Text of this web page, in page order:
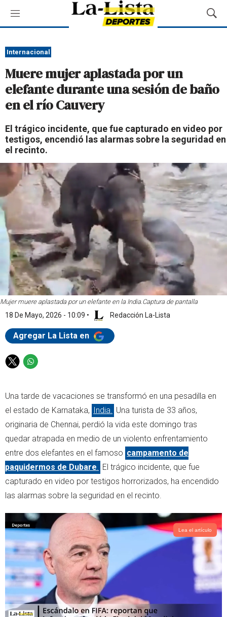
M
e
ú
M
o
r
B
q
u
e
Internacional
Muere mujer aplastada por un
elefante durante una sesión de baño
en el río Cauvery
El trágico incidente, que fue capturado en video por
testigos, encendió las alarmas sobre la seguridad en
el recinto.
Mujer muere aplastada por un elefante en la India.Captura de pantalla
18 De Mayo, 2026 - 10:09 • Redacción La-Lista
Agregar La Lista en
T
t
t
e
r
W
t
s
a
p
p
Una tarde de vacaciones se transformó en una pesadilla en
el estado de Karnataka,
India. Una turista de 33 años,
originaria de Chennai, perdió la vida este domingo tras
quedar atrapada en medio de un violento enfrentamiento
entre dos elefantes en el famoso campamento de
paquidermos de Dubare. El trágico incidente, que fue
capturado en video por testigos horrorizados, ha encendido
las alarmas sobre la seguridad en el recinto.
Lea el artículo